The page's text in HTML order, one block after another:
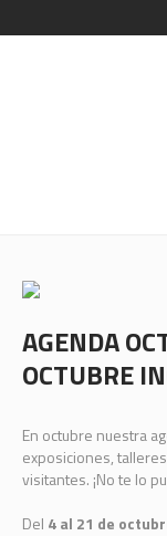
AGENDA
OCTUBRE
En octubre nuestra
exposiciones,
visitantes. ¡No te lo
Del 4 al 21 de